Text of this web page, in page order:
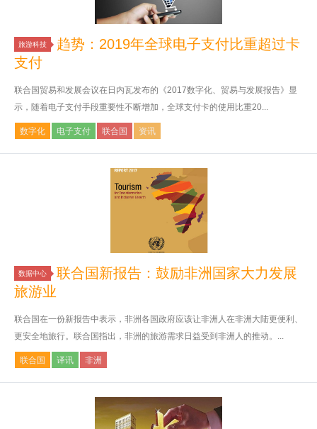
旅游科技
趋势：2019年全球电子支付比重超过卡
支付
联合国贸易和发展会议在日内瓦发布的《2017数字化、贸易与发展报告》显
示，随着电子支付手段重要性不断增加，全球支付卡的使用比重20...
数字化 电子支付 联合国 资讯
数据中心
联合国新报告：鼓励非洲国家大力发展
旅游业
联合国在一份新报告中表示，非洲各国政府应该让非洲人在非洲大陆更便利、
更安全地旅行。联合国指出，非洲的旅游需求日益受到非洲人的推动。...
联合国 译讯 非洲